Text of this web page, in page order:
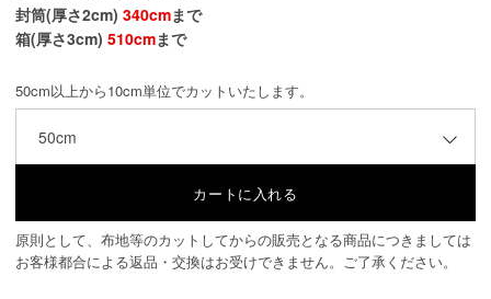
封筒(厚さ2cm) 340cmまで
箱(厚さ3cm) 510cmまで
50cm以上から10cm単位でカットいたします。
50cm
原則として、布地等のカットしてからの販売となる商品につきましては
お客様都合による返品・交換はお受けできません。ご了承ください。